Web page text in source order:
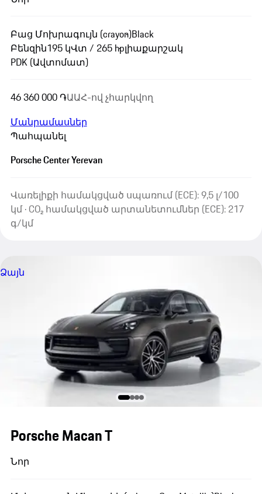
Բաց Մոխրագույն (crayon)Black
Բենզին195 կՎտ / 265 hpլիաքարշակ
PDK (Ավտոմատ)
46 360 000 ֏ԱԱՀ-ով չհարկվող
Մանրամասներ
Պահպանել
Porsche Center Yerevan
Վառելիքի համակցված սպառում (ECE): 9,5 լ/100
կմ · CO₂ համակցված արտանետումներ (ECE): 217
գ/կմ
Ձայն
Porsche Macan T
Նոր